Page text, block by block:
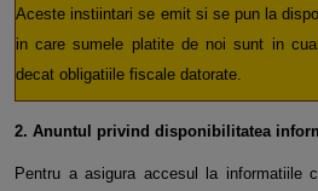
Aceste instiintari se emit si se pun la
in care sumele platite de noi sunt in
decat obligatiile fiscale datorate.
2. Anuntul privind disponibilitatea
Pentru a asigura accesul la informatiile